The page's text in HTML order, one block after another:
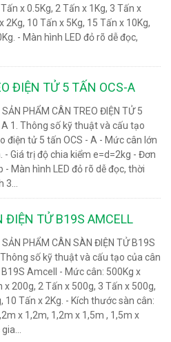
x 0.5Kg, 2 Tấn x 1Kg, 3 Tấn x
2Kg, 10 Tấn x 5Kg, 15 Tấn x 10Kg,
- Màn hình LED đỏ rõ dễ đọc,
ĐIỆN TỬ 5 TẤN OCS-A
SẢN PHẨM CÂN TREO ĐIỆN TỬ 5
1. Thông số kỹ thuật và cấu tạo
điện tử 5 tấn OCS - A - Mức cân lớn
- Giá trị độ chia kiểm e=d=2kg - Đơn
- Màn hình LED đỏ rõ dễ đọc, thời
ĐIỆN TỬ B19S AMCELL
SẢN PHẨM CÂN SÀN ĐIỆN TỬ B19S
số kỹ thuật và cấu tạo của cân
Amcell - Mức cân: 500Kg x
x 200g, 2 Tấn x 500g, 3 Tấn x 500g,
10 Tấn x 2Kg. - Kích thước sàn cân:
x 1,2m, 1,2m x 1,5m , 1,5m x